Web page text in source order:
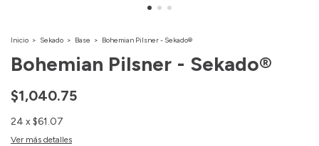
Inicio > Sekado > Base > Bohemian Pilsner - Sekado®
Bohemian Pilsner - Sekado®
$1,040.75
24 x$61.07
Ver más detalles